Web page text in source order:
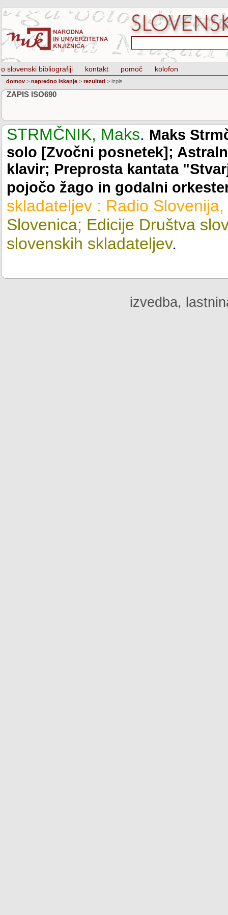
o slovenski bibliografiji kontakt pomoč kolofon
domov > napredno iskanje > rezultati > izpis
ZAPIS ISO690
STRMČNIK, Maks. Maks
solo [Zvočni posnetek];
klavir; Preprosta kantata
pojočo žago in godalni
skladateljev : Radio
Slovenica; Edicije Društva
slovenskih skladateljev.
izvedba,